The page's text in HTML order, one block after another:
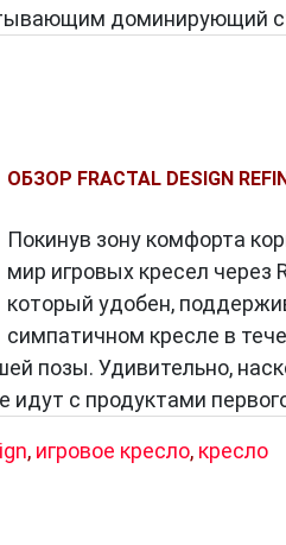
доминирующий
ОБЗОР FRACTAL DESIGN
Покинув зону комфорта
мир игровых кресел через
который удобен,
симпатичном кресле в
позы. Удивительно,
идут с продуктами
, игровое кресло, кресло